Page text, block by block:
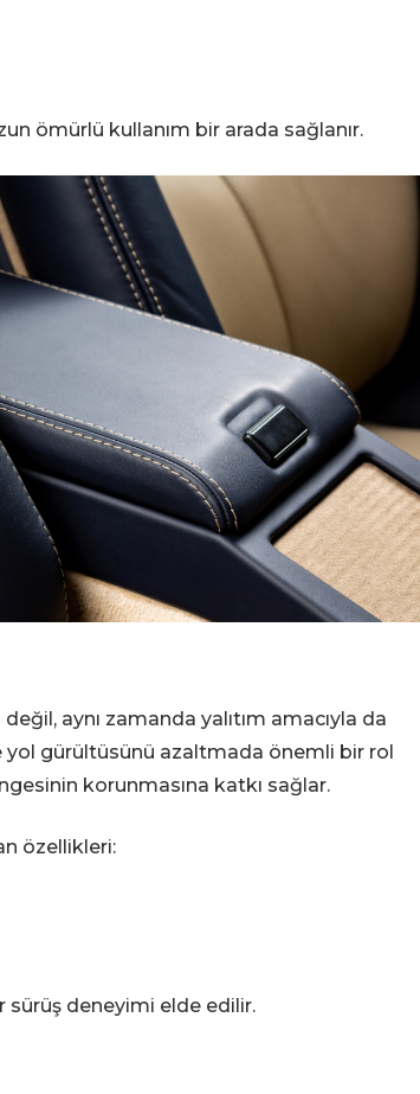
ömürlü kullanım bir arada sağlanır.
aynı zamanda yalıtım amacıyla da
yol gürültüsünü azaltmada önemli bir rol
korunmasına katkı sağlar.
özellikleri:
sürüş deneyimi elde edilir.